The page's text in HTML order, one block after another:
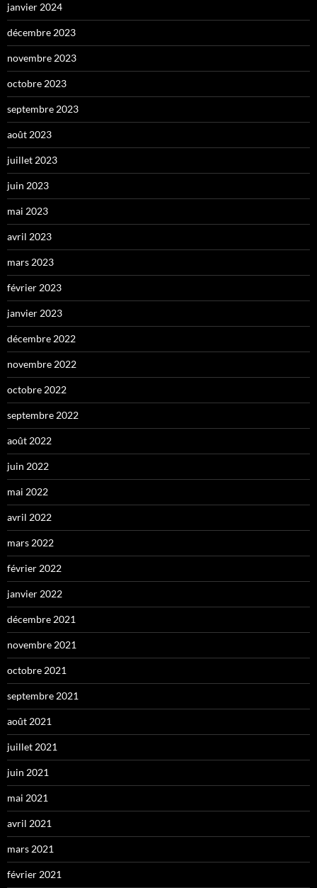
janvier 2024
décembre 2023
novembre 2023
octobre 2023
septembre 2023
août 2023
juillet 2023
juin 2023
mai 2023
avril 2023
mars 2023
février 2023
janvier 2023
décembre 2022
novembre 2022
octobre 2022
septembre 2022
août 2022
juin 2022
mai 2022
avril 2022
mars 2022
février 2022
janvier 2022
décembre 2021
novembre 2021
octobre 2021
septembre 2021
août 2021
juillet 2021
juin 2021
mai 2021
avril 2021
mars 2021
février 2021